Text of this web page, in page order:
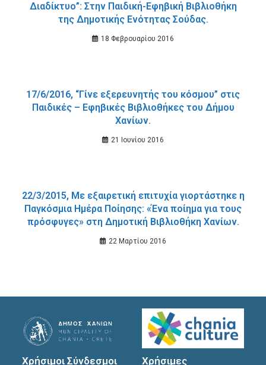
Διαδίκτυο”: Στην Παιδική-Εφηβική Βιβλιοθήκη
της Δημοτικής Ενότητας Σούδας.
18 Φεβρουαρίου 2016
17/6/2016, “Γίνε εξερευνητής του κόσμου” στις
Παιδικές – Εφηβικές Βιβλιοθήκες του Δήμου
Χανίων.
21 Ιουνίου 2016
22/3/2015, Με εξαιρετική επιτυχία γιορτάστηκε η
Παγκόσμια Ημέρα Ποίησης: «Ένα ποίημα για τους
πρόσφυγες» στη Δημοτική Βιβλιοθήκη Χανίων.
22 Μαρτίου 2016
Χρήσιμοι Σύνδεσμοι Χρήσιμες